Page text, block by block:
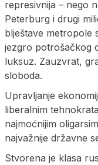
represivnija – nego
Peterburg i drugi
blještave metropole
jezgro potrošačkog
luksuz. Zauzvrat,
sloboda.
Upravljanje
liberalnim
najmoćnijim
najvažnije državne
Stvorena je klasa